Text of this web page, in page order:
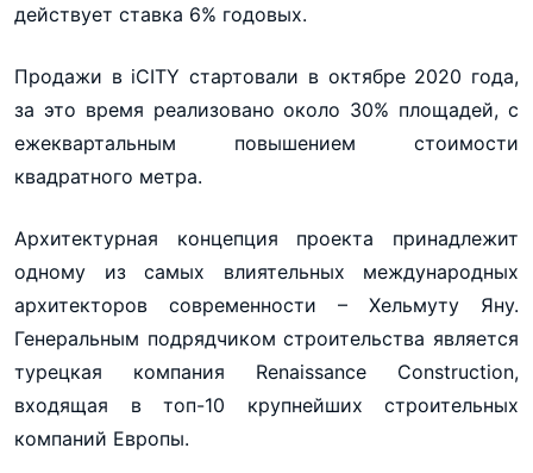
действует ставка 6% годовых.
Продажи в iCITY стартовали в октябре 2020 года,
за это время реализовано около 30% площадей, с
ежеквартальным повышением стоимости
квадратного метра.
Архитектурная концепция проекта принадлежит
одному из самых влиятельных международных
архитекторов современности – Хельмуту Яну.
Генеральным подрядчиком строительства является
турецкая компания Renaissance Construction,
входящая в топ-10 крупнейших строительных
компаний Европы.